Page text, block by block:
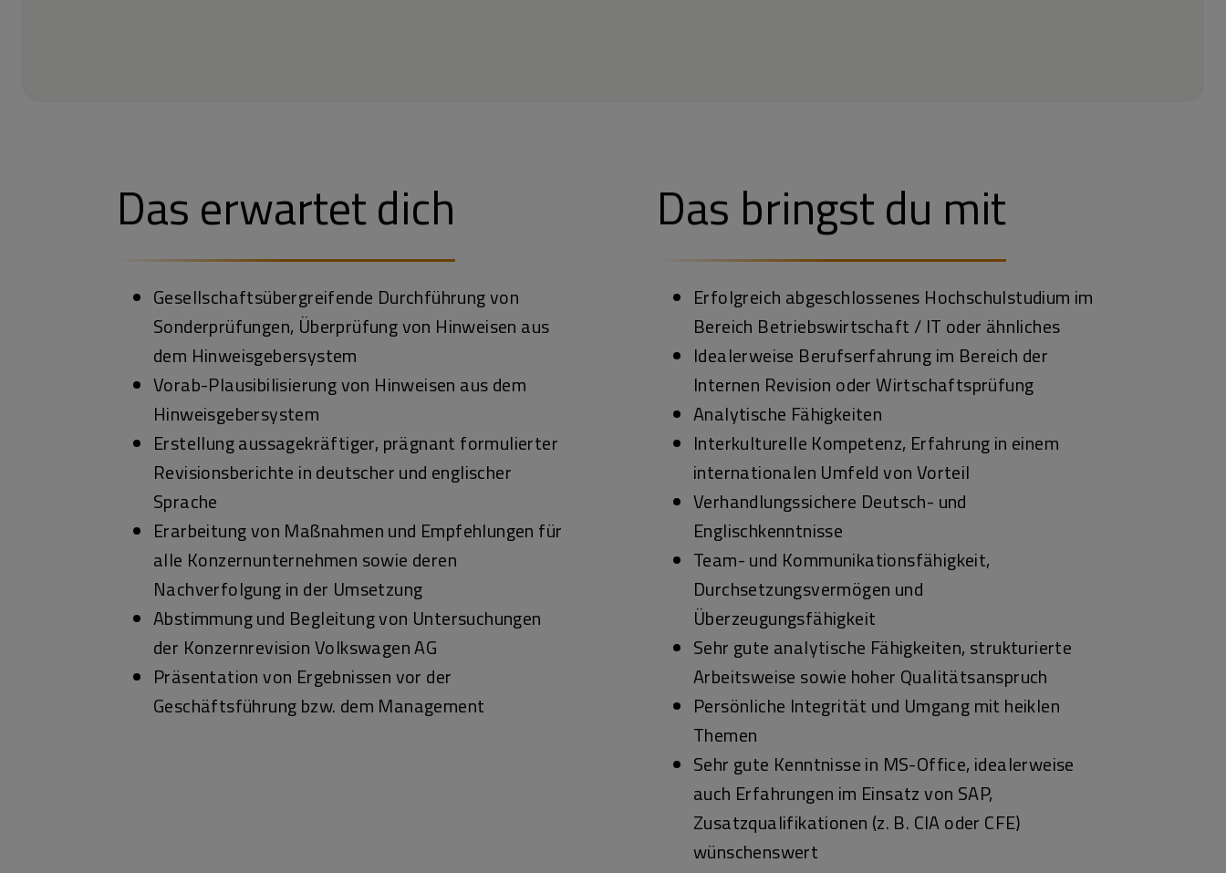
Das erwartet dich
Gesellschaftsübergreifende Durchführung von
Sonderprüfungen, Überprüfung von Hinweisen aus
dem Hinweisgebersystem
Vorab-Plausibilisierung von Hinweisen aus dem
Hinweisgebersystem
Erstellung aussagekräftiger, prägnant formulierter
Revisionsberichte in deutscher und englischer
Sprache
Erarbeitung von Maßnahmen und Empfehlungen für
alle Konzernunternehmen sowie deren
Nachverfolgung in der Umsetzung
Abstimmung und Begleitung von Untersuchungen
der Konzernrevision Volkswagen AG
Präsentation von Ergebnissen vor der
Geschäftsführung bzw. dem Management
Das bringst du mit
Erfolgreich abgeschlossenes Hochschulstudium im
Bereich Betriebswirtschaft / IT oder ähnliches
Idealerweise Berufserfahrung im Bereich der
Internen Revision oder Wirtschaftsprüfung
Analytische Fähigkeiten
Interkulturelle Kompetenz, Erfahrung in einem
internationalen Umfeld von Vorteil
Verhandlungssichere Deutsch- und
Englischkenntnisse
Team- und Kommunikationsfähigkeit,
Durchsetzungsvermögen und
Überzeugungsfähigkeit
Sehr gute analytische Fähigkeiten, strukturierte
Arbeitsweise sowie hoher Qualitätsanspruch
Persönliche Integrität und Umgang mit heiklen
Themen
Sehr gute Kenntnisse in MS-Office, idealerweise
auch Erfahrungen im Einsatz von SAP,
Zusatzqualifikationen (z. B. CIA oder CFE)
wünschenswert